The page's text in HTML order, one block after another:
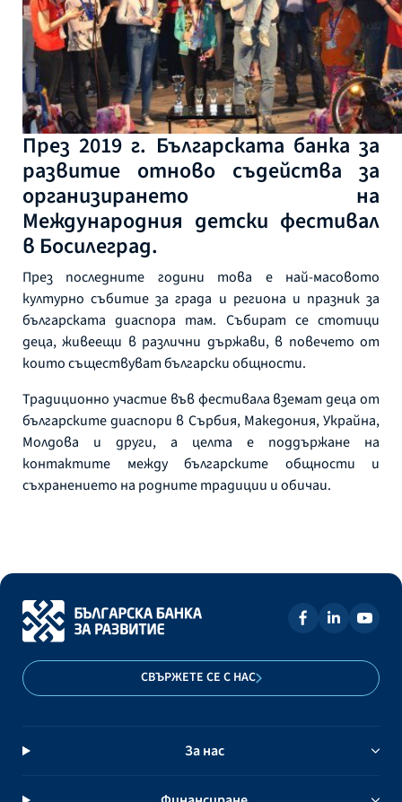
През 2019 г. Българската банка за
развитие отново съдейства за
организирането на
Международния детски фестивал
в Босилеград.
През последните години това е най-масовото
културно събитие за града и региона и празник за
българската диаспора там. Събират се стотици
деца, живеещи в различни държави, в повечето от
които съществуват български общности.
Традиционно участие във фестивала вземат деца от
българските диаспори в Сърбия, Македония, Украйна,
Молдова и други, а целта е поддържане на
контактите между българските общности и
съхранението на родните традиции и обичаи.
СВЪРЖЕТЕ СЕ С НАС
За нас